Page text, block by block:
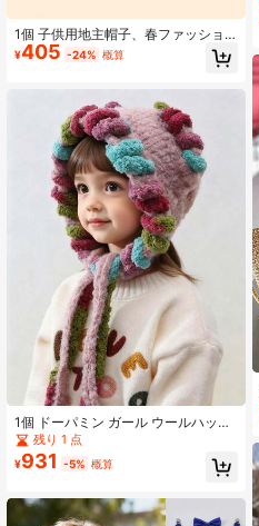
1個 子供用地主帽子、春ファッショ
ンレター刺繍カジュアル帽子、ベビ
ービーニー
¥405 -24% 概算
1個 ドーパミン ガール ウールハット
子供用 耳あて付き ニット帽 秋冬用
残り 1 点
¥931 -5% 概算